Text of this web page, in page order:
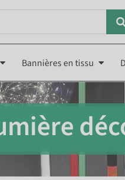
Bannières en tissu